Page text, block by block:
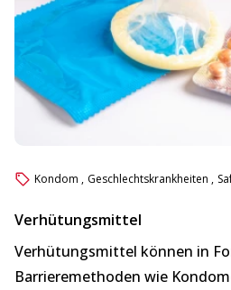
Kondom , Geschlechtskrankheiten ,
Verhütungsmittel
Verhütungsmittel können in
Barrieremethoden wie